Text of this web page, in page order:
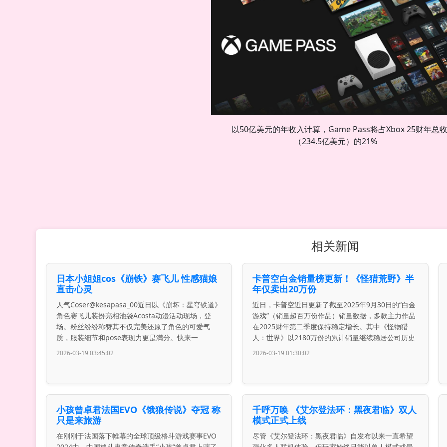
以50亿美元的年收入计算，Game Pass将占Xbox 25财年总
（234.5亿美元）的21%
相关新闻
日本小姐姐cos《崩铁》赛飞儿 性感猫娘
直击心灵
人气Coser@kesapasa_00近日以《崩坏：星穹铁道》
角色赛飞儿装扮亮相池袋Acosta动漫活动现场，登
场。粉丝纷纷称赞其不仅完美还原了角色的可爱气
质，服装细节和pose表现力更是满分。快来一
2026-03-19 03:45:02
卡普空白金销量榜更新！《怪猎荒野》半
年仅卖出20万份
近日，卡普空近日更新了截至2025年9月30日的“白金
游戏”（销量超百万份作品）销量数据，多款主力作品
在2025财年第二季度保持稳定增长。其中《怪物猎
人：世界》以2180万份的累计销量继续稳居公司历史
2026-03-19 01:30:02
小孩曾卓君法国EVO《饿狼传说》夺冠 称
只是来旅游
在刚刚于法国落下帷幕的全球顶级格斗游戏赛事EVO
千呼万唤 《艾尔登法环：黑夜君临》双人
模式正式上线
尽管《艾尔登法环：黑夜君临》自发布以来一直希望